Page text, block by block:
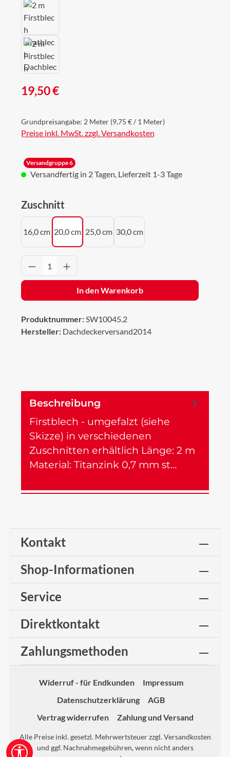
Regulärer Preis:
19,50 €
Grundpreisangabe: 2 Meter (9,75 € / 1 Meter)
Preise inkl. MwSt. zzgl. Versandkosten
Versandgruppe 6
Versandfertig in 2 Tagen, Lieferzeit 1-3 Tage
Zuschnitt
16,0 cm 20,0 cm 25,0 cm 30,0 cm
Produkt Anzahl: Gib den gewünschten
In den Warenkorb
Produktnummer:SW10045.2
Hersteller: Dachdeckerversand2014
Beschreibung
Firstblech - umgefalzt (siehe
Skizze) in verschiedenen
Zuschnitten erhältlich Länge: 2 m
Material: Titanzink 0,7 mm st…
Kontakt
Shop-Informationen
Service
Direktkontakt
Zahlungsmethoden
Widerruf - für Endkunden
Impressum
Datenschutzerklärung
AGB
Vertrag widerrufen
Zahlung und Versand
Alle Preise inkl. gesetzl. Mehrwertsteuer zzgl.Versandkosten
und ggf. Nachnahmegebühren, wenn nicht anders
Werkzeugleiste anzeigen